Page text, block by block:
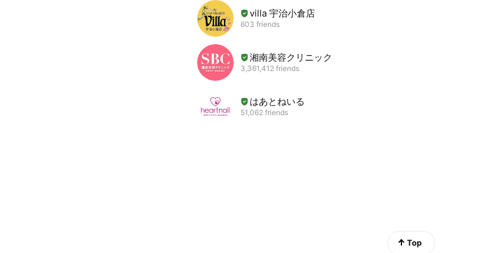
villa 宇治小倉店
603 friends
湘南美容クリニック
3,361,412 friends
はあとねいる
51,062 friends
Top